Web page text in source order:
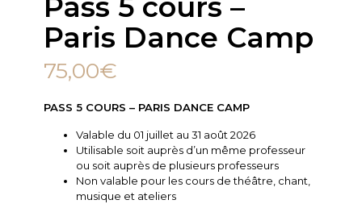
Pass 5 cours –
Paris Dance Camp
75,00€
PASS 5 COURS – PARIS DANCE CAMP
Valable du 01 juillet au 31 août 2026
Utilisable soit auprès d’un même professeur
ou soit auprès de plusieurs professeurs
Non valable pour les cours de théâtre, chant,
musique et ateliers